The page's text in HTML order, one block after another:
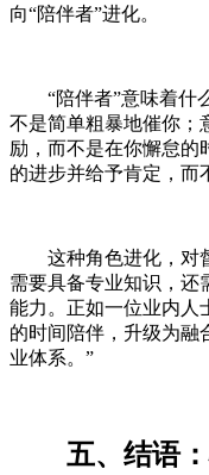
向“陪伴者”进化。
“陪伴者”意味着什
不是简单粗暴地催你；
励，而不是在你懈怠的
的进步并给予肯定，而
这种角色进化，对
需要具备专业知识，还
能力。正如一位业内人
的时间陪伴，升级为融
业体系。”
五、结语